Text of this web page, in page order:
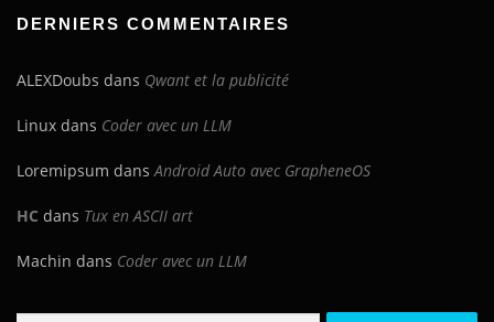
DERNIERS COMMENTAIRES
ALEXDoubs dans Qwant et la publicité
Linux dans Coder avec un LLM
Loremipsum dans Android Auto avec GrapheneOS
HC dans Tux en ASCII art
Machin dans Coder avec un LLM